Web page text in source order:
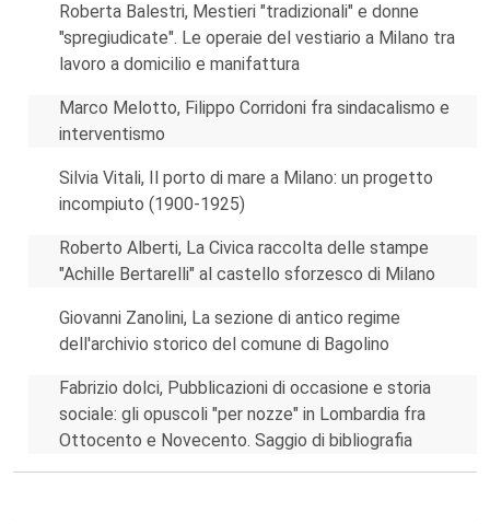
Roberta Balestri, Mestieri "tradizionali" e donne
"spregiudicate". Le operaie del vestiario a Milano tra
lavoro a domicilio e manifattura
Marco Melotto, Filippo Corridoni fra sindacalismo e
interventismo
Silvia Vitali, Il porto di mare a Milano: un progetto
incompiuto (1900-1925)
Roberto Alberti, La Civica raccolta delle stampe
"Achille Bertarelli" al castello sforzesco di Milano
Giovanni Zanolini, La sezione di antico regime
dell'archivio storico del comune di Bagolino
Fabrizio dolci, Pubblicazioni di occasione e storia
sociale: gli opuscoli "per nozze" in Lombardia fra
Ottocento e Novecento. Saggio di bibliografia